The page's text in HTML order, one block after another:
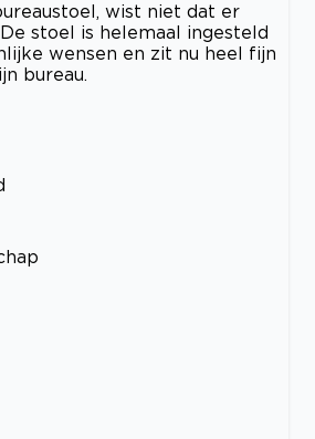
wist niet dat er
stoel is helemaal ingesteld
wensen en zit nu heel fijn
bureau.